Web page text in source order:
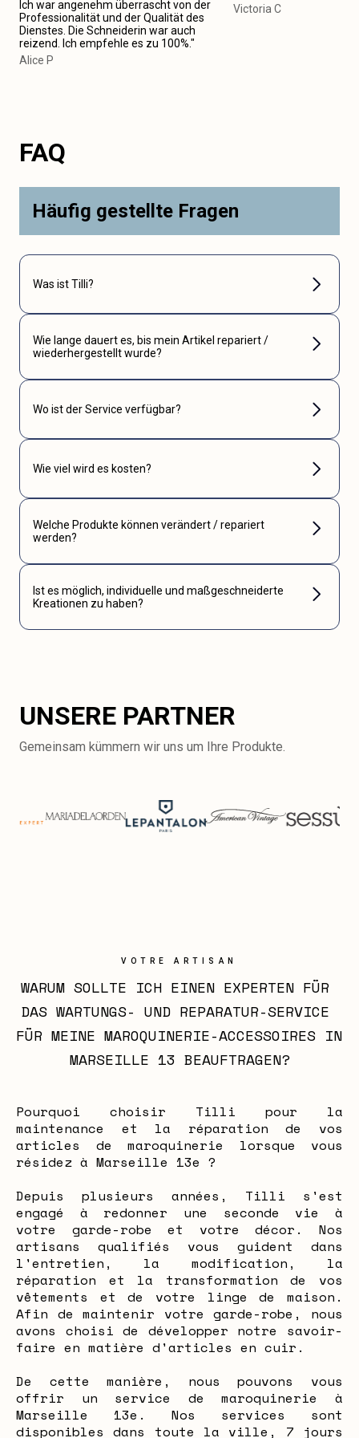
Ich war angenehm überrascht von der
Professionalität und der Qualität des
Dienstes. Die Schneiderin war auch
reizend. Ich empfehle es zu 100%."
Alice P
Victoria C
FAQ
Häufig gestellte Fragen
Was ist Tilli?
Wie lange dauert es, bis mein Artikel repariert /
wiederhergestellt wurde?
Wo ist der Service verfügbar?
Wie viel wird es kosten?
Welche Produkte können verändert / repariert
werden?
Ist es möglich, individuelle und maßgeschneiderte
Kreationen zu haben?
UNSERE PARTNER
Gemeinsam kümmern wir uns um Ihre Produkte.
VOTRE ARTISAN
WARUM SOLLTE ICH EINEN EXPERTEN FÜR
DAS WARTUNGS- UND REPARATUR-SERVICE
FÜR MEINE MAROQUINERIE-ACCESSOIRES IN
MARSEILLE 13 BEAUFTRAGEN?
Pourquoi choisir Tilli pour la
maintenance et la réparation de vos
articles de maroquinerie lorsque vous
résidez à Marseille 13e ?
Depuis plusieurs années, Tilli s'est
engagé à redonner une seconde vie à
votre garde-robe et votre décor. Nos
artisans qualifiés vous guident dans
l'entretien, la modification, la
réparation et la transformation de vos
vêtements et de votre linge de maison.
Afin de maintenir votre garde-robe, nous
avons choisi de développer notre savoir-
faire en matière d'articles en cuir.
De cette manière, nous pouvons vous
offrir un service de maroquinerie à
Marseille 13e. Nos services sont
disponibles dans toute la ville, 7 jours